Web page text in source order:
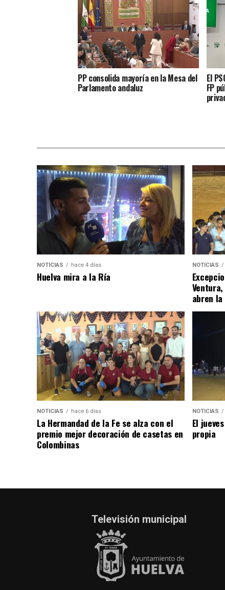
PP consolida mayoría en la Mesa del
Parlamento andaluz
El
FP
NOTICIAS hace 4 días
Huelva mira a la Ría
NOTICIAS
abren
NOTICIAS hace 6 días
La Hermandad de la Fe se alza con el
premio mejor decoración de casetas en
Colombinas
NOTICIAS
El
propia
Televisión municipal